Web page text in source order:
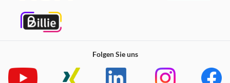
Folgen Sie uns